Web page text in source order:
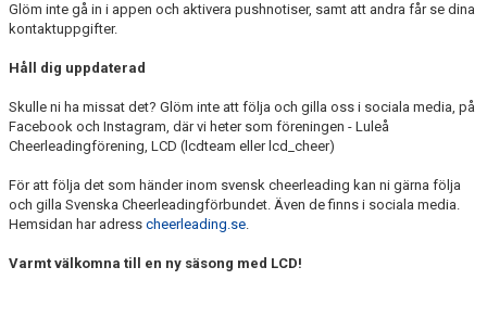
Glöm inte gå in i appen och aktivera pushnotiser, samt att andra får se dina
kontaktuppgifter.
Håll dig uppdaterad
Skulle ni ha missat det? Glöm inte att följa och gilla oss i sociala media, på
Facebook och Instagram, där vi heter som föreningen - Luleå
Cheerleadingförening, LCD (lcdteam eller lcd_cheer)
För att följa det som händer inom svensk cheerleading kan ni gärna följa
och gilla Svenska Cheerleadingförbundet. Även de finns i sociala media.
Hemsidan har adress cheerleading.se.
Varmt välkomna till en ny säsong med LCD!